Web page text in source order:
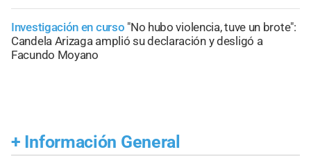
Investigación en curso "No hubo violencia, tuve un brote":
Candela Arizaga amplió su declaración y desligó a
Facundo Moyano
+ Información General